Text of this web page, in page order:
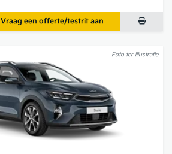
Vraag een offerte/testrit aan
Foto ter illustratie